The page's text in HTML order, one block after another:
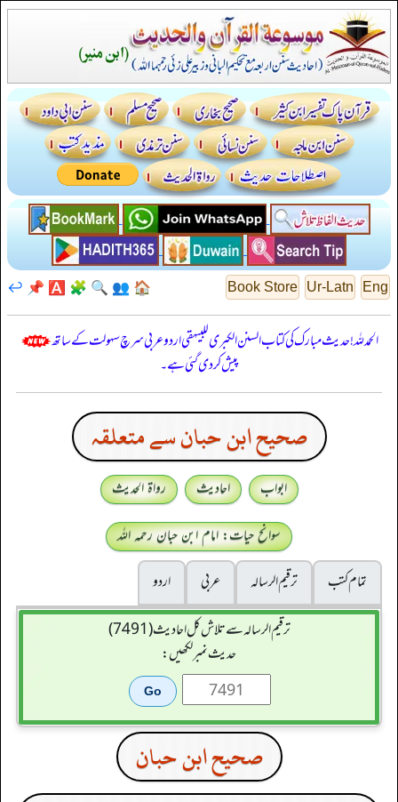
Eng
Ur-Latn
Book Store
🏠
👥
🔍
🧩
🅰️
📌
↩️
الحمدللہ! حدیث مبارک کی کتاب السنن الكبرى للبيهقي اردو عربی سرچ سہولت کے ساتھ
پیش کر دی گئی ہے۔
صحیح ابن حبان سے متعلقہ
ابواب احادیث
رواۃ الحدیث
سوانح حیات: امام ابن حبان رحمہ اللہ
تمام کتب
ترقيم الرسالہ عربی
اردو
ترقیم الرسالہ سے تلاش کل احادیث (7491)
حدیث نمبر لکھیں:
صحیح ابن حبان